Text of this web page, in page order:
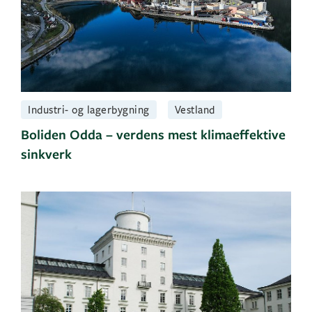
Industri- og lagerbygning Vestland
Boliden Odda – verdens mest klimaeffektive
sinkverk